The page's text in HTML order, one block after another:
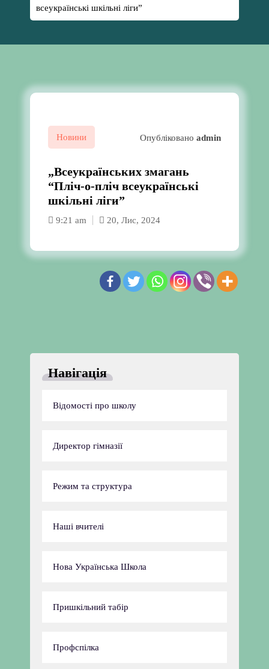
всеукраїнські шкільні ліги”
Новини Опубліковано admin
„Всеукраїнських змагань
“Пліч-о-пліч всеукраїнські
шкільні ліги”
9:21 am 20, Лис, 2024
Навігація
Відомості про школу
Директор гімназії
Режим та структура
Наші вчителі
Нова Українська Школа
Пришкільний табір
Профспілка